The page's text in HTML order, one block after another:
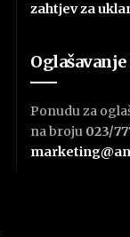
zahtjev za
Ponudu za
na broju 023/